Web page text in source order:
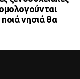
ποιά νησιά θα